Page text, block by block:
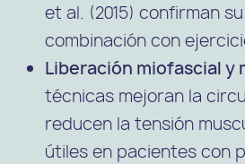
et al. (2015) confirman
combinación con
Liberación miofascial y
técnicas mejoran la
reducen la tensión
útiles en pacientes con